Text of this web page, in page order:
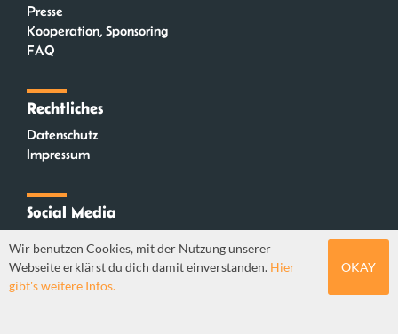
Presse
Kooperation, Sponsoring
FAQ
Rechtliches
Datenschutz
Impressum
Social Media
Mastodon
Wir benutzen Cookies, mit der Nutzung unserer
Webseite erklärst du dich damit einverstanden. Hier
gibt's weitere Infos.
OKAY